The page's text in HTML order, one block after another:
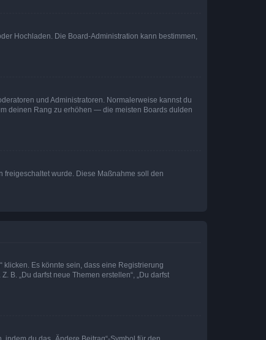
Hochladen. Die Board-Administration kann bestimmen,
und Administratoren. Normalerweise kannst du
deinen Rang zu erhöhen — die meisten Boards dulden
freigeschaltet wurde. Diese Maßnahme soll den
klicken. Es könnte sein, dass eine Registrierung
B. „Du darfst neue Themen erstellen“, „Du darfst